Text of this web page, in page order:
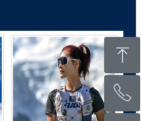
ꁸ
回到顶部
ꂅ